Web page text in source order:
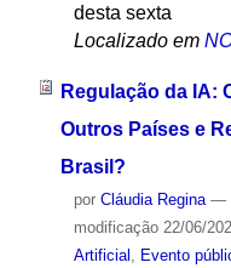
desta sexta
Localizado em
Regulação da IA:
Outros Países e
Brasil?
por Cláudia Regina —
modificação22/06/
Artificial , Evento